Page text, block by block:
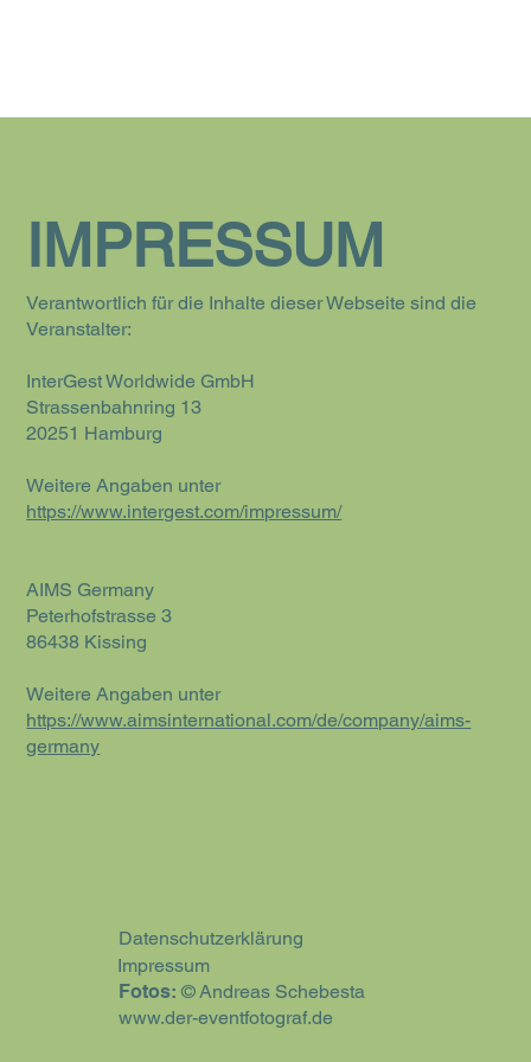
IMPRESSUM
Verantwortlich für die Inhalte dieser Webseite sind die
Veranstalter:
InterGest Worldwide GmbH
Strassenbahnring 13
20251 Hamburg
Weitere Angaben unter
https://www.intergest.com/impressum/
AIMS Germany
Peterhofstrasse 3
86438 Kissing
Weitere Angaben unter
https://www.aimsinternational.com/de/company/aims-
germany
Datenschutzerklärung
Impressum
Fotos:© Andreas Schebesta
www.der-eventfotograf.de